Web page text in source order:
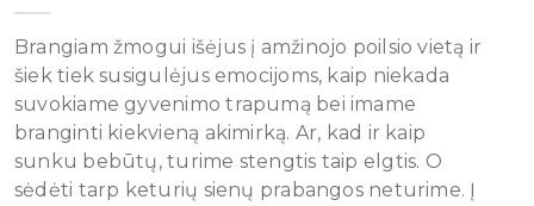
Brangiam žmogui išėjus į amžinojo poilsio vietą ir
šiek tiek susigulėjus emocijoms, kaip niekada
suvokiame gyvenimo trapumą bei imame
branginti kiekvieną akimirką. Ar, kad ir kaip
sunku bebūtų, turime stengtis taip elgtis. O
sėdėti tarp keturių sienų prabangos neturime. Į